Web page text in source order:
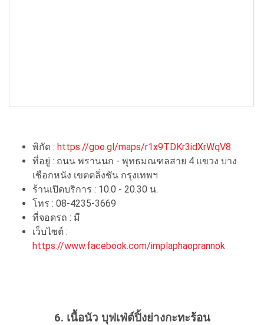
พิกัด : https://goo.gl/maps/r1x9TDKr3idXrWqV8
ที่อยู่ : ถนน พรานนก - พุทธมณฑลสาย 4 แขวง บาง
เชือกหนัง เขตตลิ่งชัน กรุงเทพฯ
ร้านเปิดบริการ : 10.0 - 20.30 น.
โทร : 08-4235-3669
ที่จอดรถ : มี
เว็บไซต์ :
https://www.facebook.com/implaphaoprannok
6. เนื้อนัว บุฟเฟ่ต์ปิ้งย่างกะทะร้อน